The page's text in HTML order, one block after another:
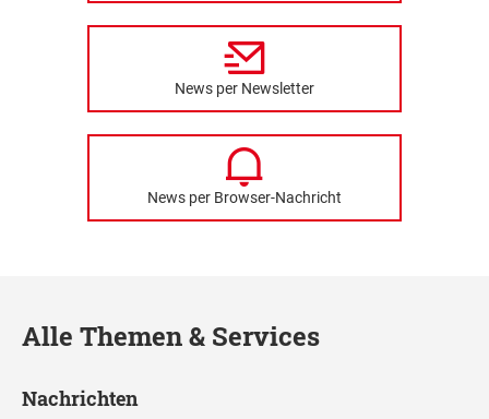
News per Newsletter
News per Browser-Nachricht
Alle Themen & Services
Nachrichten